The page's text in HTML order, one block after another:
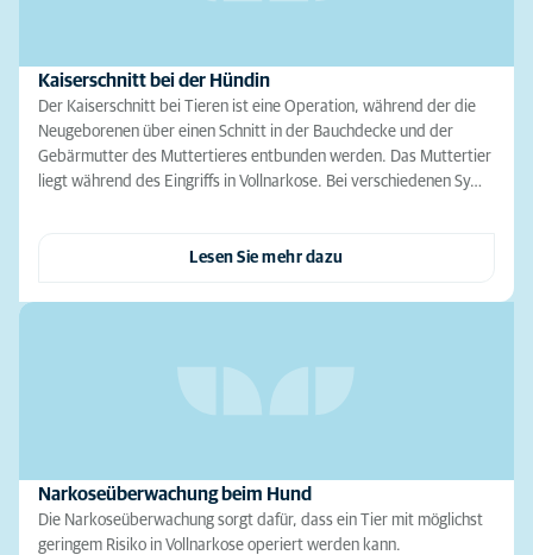
Kaiserschnitt bei der Hündin
Der Kaiserschnitt bei Tieren ist eine Operation, während der die
Neugeborenen über einen Schnitt in der Bauchdecke und der
Gebärmutter des Muttertieres entbunden werden. Das Muttertier
liegt während des Eingriffs in Vollnarkose. Bei verschiedenen Sy…
Lesen Sie mehr dazu
Narkoseüberwachung beim Hund
Die Narkoseüberwachung sorgt dafür, dass ein Tier mit möglichst
geringem Risiko in Vollnarkose operiert werden kann.